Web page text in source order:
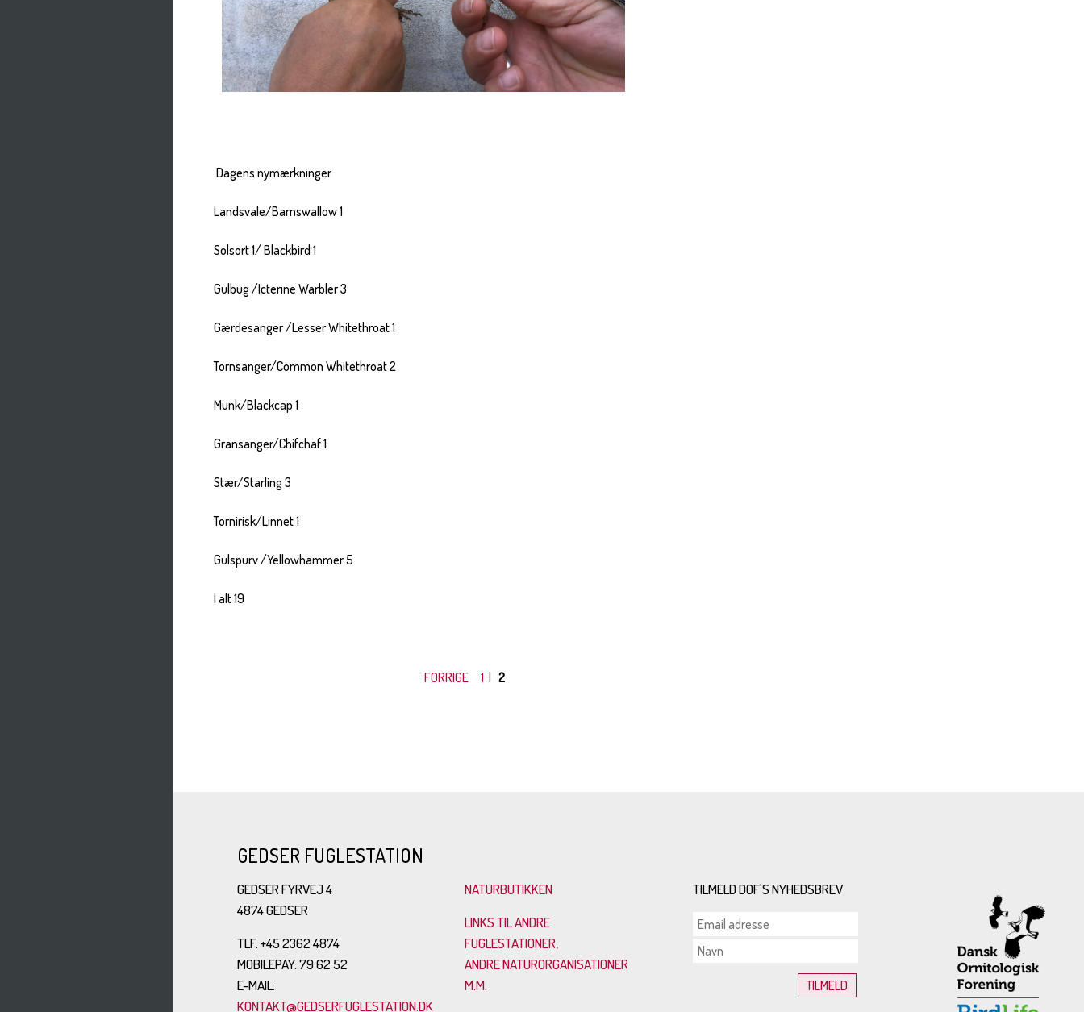
Dagens nymærkninger
Landsvale/Barnswallow 1
Solsort 1/ Blackbird 1
Gulbug /Icterine Warbler 3
Gærdesanger /Lesser Whitethroat 1
Tornsanger/Common Whitethroat 2
Munk/Blackcap 1
Gransanger/Chifchaf 1
Stær/Starling 3
Tornirisk/Linnet 1
Gulspurv /Yellowhammer 5
I alt 19
FORRIGE 1 |2
GEDSER FUGLESTATION
GEDSER FYRVEJ 4
4874 GEDSER
TLF. +45 2362 4874
MOBILEPAY: 79 62 52
E-MAIL:
KONTAKT@GEDSERFUGLESTATION.DK
NATURBUTIKKEN
LINKS TIL ANDRE
FUGLESTATIONER,
ANDRE NATURORGANISATIONER
M.M.
TILMELD DOF'S NYHEDSBREV